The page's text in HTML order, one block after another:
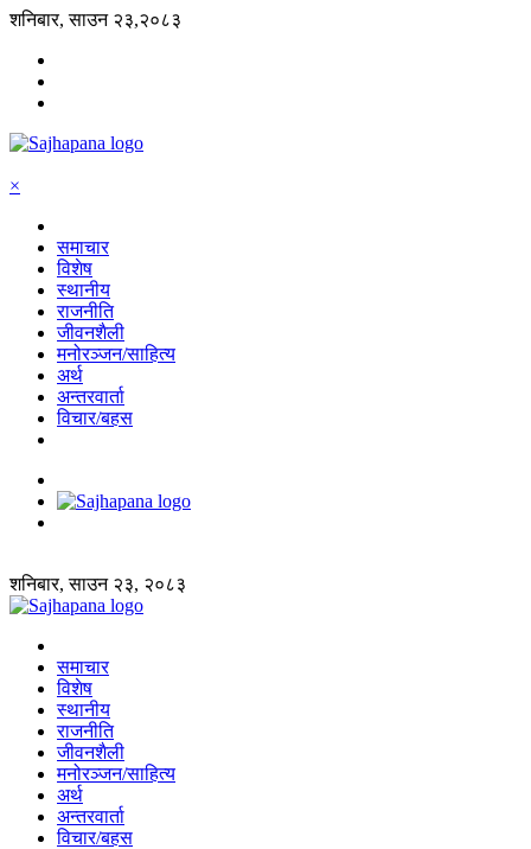
शनिबार, साउन २३,२०८३
×
समाचार
विशेष
स्थानीय
राजनीति
जीवनशैली
मनोरञ्जन/साहित्य
अर्थ
अन्तरवार्ता
विचार/बहस
शनिबार, साउन २३, २०८३
समाचार
विशेष
स्थानीय
राजनीति
जीवनशैली
मनोरञ्जन/साहित्य
अर्थ
अन्तरवार्ता
विचार/बहस